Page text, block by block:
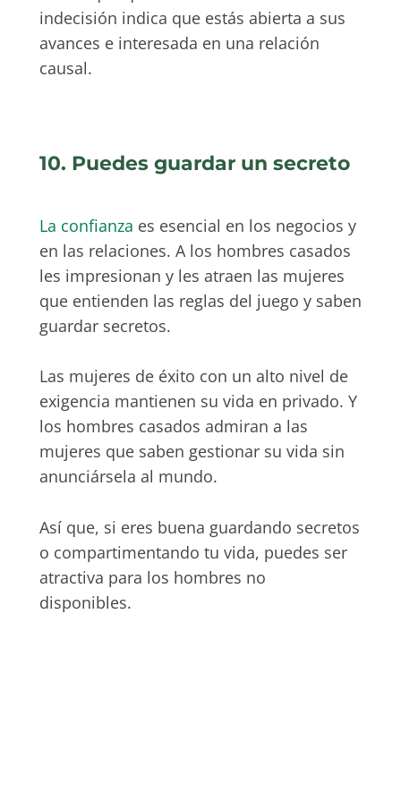
indecisión indica que estás abierta a sus
avances e interesada en una relación
causal.
10. Puedes guardar un secreto
La confianza es esencial en los negocios y
en las relaciones. A los hombres casados
les impresionan y les atraen las mujeres
que entienden las reglas del juego y saben
guardar secretos.
Las mujeres de éxito con un alto nivel de
exigencia mantienen su vida en privado. Y
los hombres casados admiran a las
mujeres que saben gestionar su vida sin
anunciársela al mundo.
Así que, si eres buena guardando secretos
o compartimentando tu vida, puedes ser
atractiva para los hombres no
disponibles.